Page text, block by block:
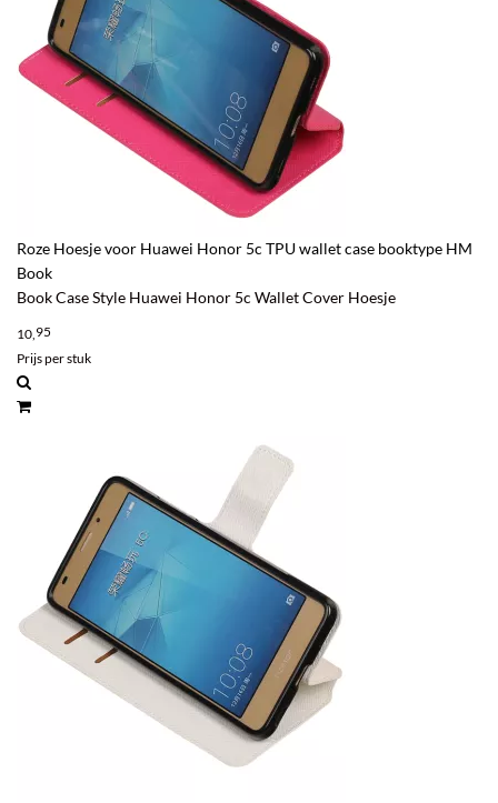
Roze Hoesje voor Huawei Honor 5c TPU wallet case booktype HM
Book
Book Case Style Huawei Honor 5c Wallet Cover Hoesje
10,95
Prijs per stuk